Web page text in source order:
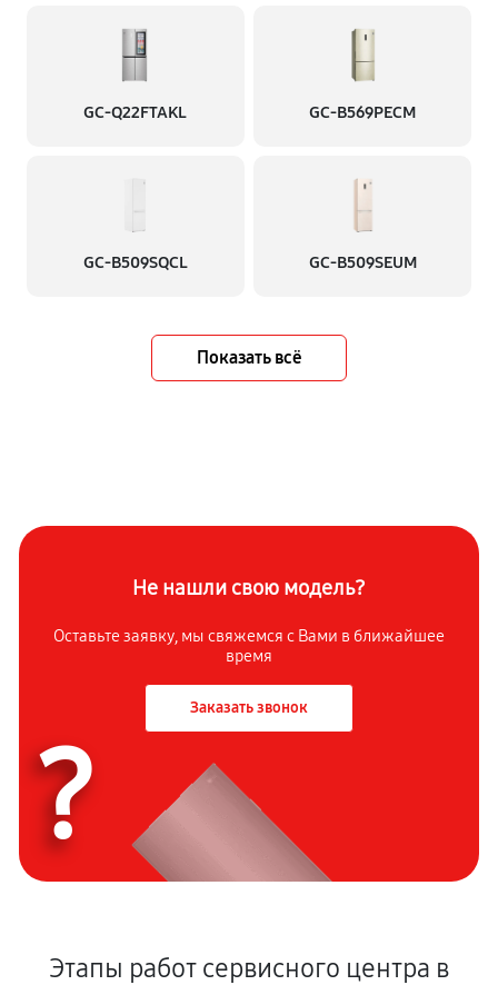
GC-Q22FTAKL GC-B569PECM
GC-B509SQCL GC-B509SEUM
Показать всё
Не нашли свою модель?
Оставьте заявку, мы свяжемся с Вами в ближайшее
время
Заказать звонок
?
Этапы работ сервисного центра в